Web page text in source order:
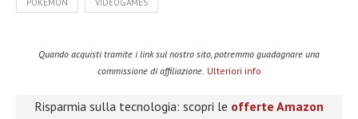
Quando acquisti tramite i link sul nostro sito, potremmo guadagnare una
commissione di affiliazione. Ulteriori info
Risparmia sulla tecnologia: scopri le offerte Amazon